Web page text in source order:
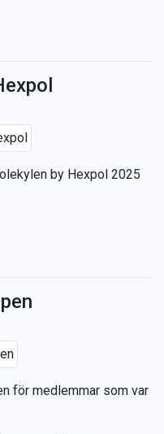
by Hexpol 2025
för medlemmar som var